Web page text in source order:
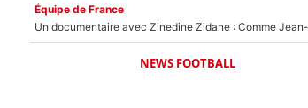
Équipe de France
NEWS FOOTBALL